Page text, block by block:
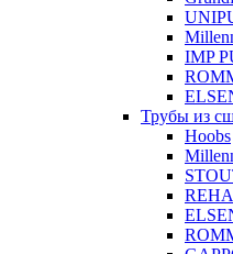
IMP
Трубы из
Hoobs